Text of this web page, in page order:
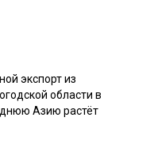
экспорт из
области в
Азию растёт